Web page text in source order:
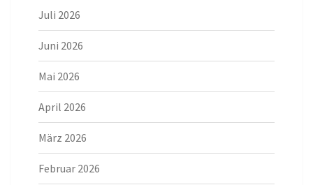
Juli 2026
Juni 2026
Mai 2026
April 2026
März 2026
Februar 2026